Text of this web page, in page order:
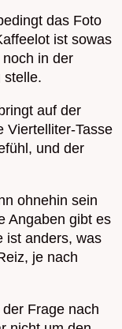
das Foto
ist sowas
in der
stelle.
auf der
Viertelliter-Tasse
und der
ohnehin sein
Angaben gibt es
ist anders, was
je nach
der Frage nach